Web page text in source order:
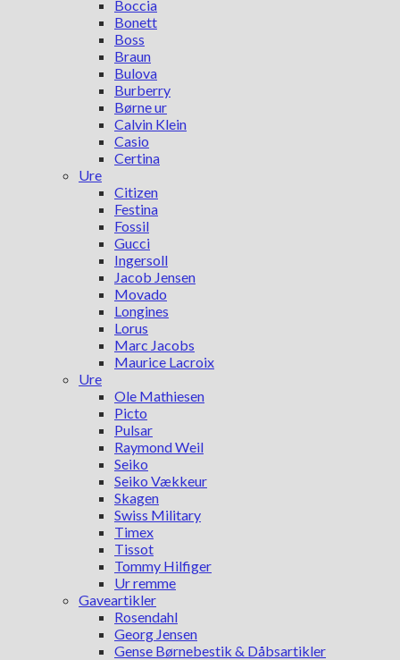
Boccia
Bonett
Boss
Braun
Bulova
Burberry
Børne ur
Calvin Klein
Casio
Certina
Ure
Citizen
Festina
Fossil
Gucci
Ingersoll
Jacob Jensen
Movado
Longines
Lorus
Marc Jacobs
Maurice Lacroix
Ure
Ole Mathiesen
Picto
Pulsar
Raymond Weil
Seiko
Seiko Vækkeur
Skagen
Swiss Military
Timex
Tissot
Tommy Hilfiger
Ur remme
Gaveartikler
Rosendahl
Georg Jensen
Gense Børnebestik & Dåbsartikler